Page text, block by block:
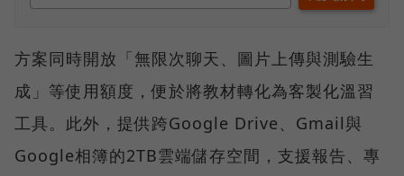
方案同時開放「無限次聊天、圖片上傳與測驗生
成」等使用額度，便於將教材轉化為客製化溫習
工具。此外，提供跨Google Drive、Gmail與
Google相簿的2TB雲端儲存空間，支援報告、專